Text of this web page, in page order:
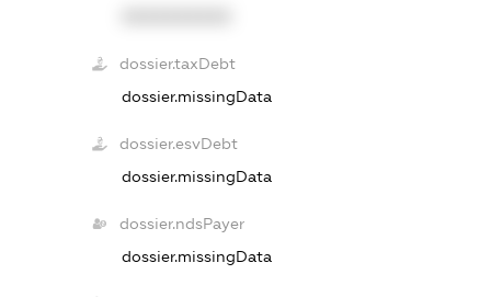
dossier.taxDebt
dossier.missingData
dossier.esvDebt
dossier.missingData
dossier.ndsPayer
dossier.missingData